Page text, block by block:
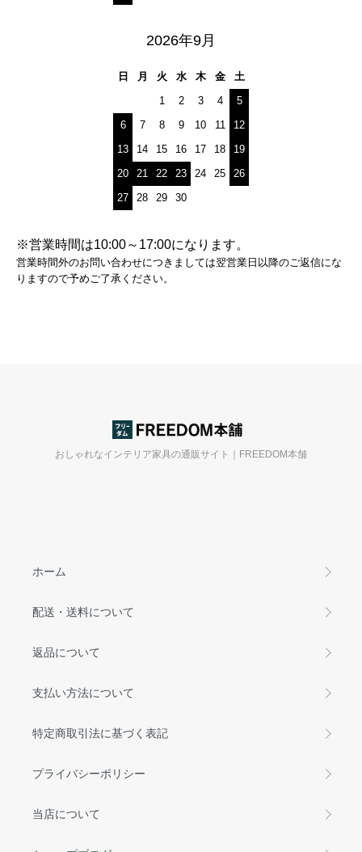
2026年9月
日 月 火 水 木 金
土
1
2 3 4
5
6
7 8 9 10 11
12
13
14 15 16 17 18
19
20
21 22 23 24 25
26
27
28 29 30
※営業時間は10:00～17:00になります。
営業時間外のお問い合わせにつきましては翌営業日以降のご返信にな
りますので予めご了承ください。
おしゃれなインテリア家具の通販サイト｜FREEDOM本舗
ホーム
配送・送料について
返品について
支払い方法について
特定商取引法に基づく表記
プライバシーポリシー
当店について